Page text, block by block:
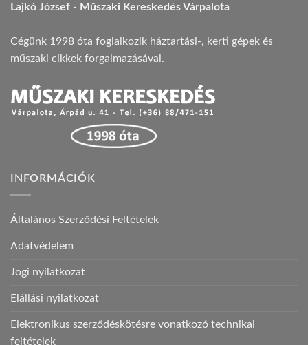
Lajkó József - Műszaki Kereskedés Várpalota
Cégünk 1998 óta foglalkozik háztartási-, kerti gépek és
műszaki cikkek forgalmazásával.
INFORMÁCIÓK
Általános Szerződési Feltételek
Adatvédelem
Jogi nyilatkozat
Elállási nyilatkozat
Elektronikus szerződéskötésre vonatkozó technikai
feltételek